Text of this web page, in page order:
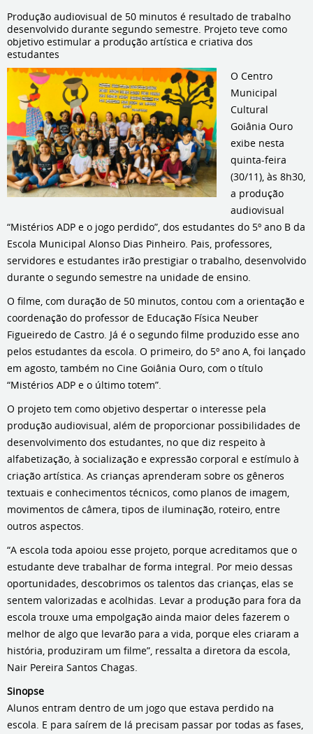
Produção audiovisual de 50 minutos é resultado de trabalho
desenvolvido durante segundo semestre. Projeto teve como
objetivo estimular a produção artística e criativa dos
estudantes
O Centro
Municipal
Cultural
Goiânia Ouro
exibe nesta
quinta-feira
(30/11), às 8h30,
a produção
audiovisual
“Mistérios ADP e o jogo perdido”, dos estudantes do 5º ano B da
Escola Municipal Alonso Dias Pinheiro. Pais, professores,
servidores e estudantes irão prestigiar o trabalho, desenvolvido
durante o segundo semestre na unidade de ensino.
O filme, com duração de 50 minutos, contou com a orientação e
coordenação do professor de Educação Física Neuber
Figueiredo de Castro. Já é o segundo filme produzido esse ano
pelos estudantes da escola. O primeiro, do 5º ano A, foi lançado
em agosto, também no Cine Goiânia Ouro, com o título
“Mistérios ADP e o último totem”.
O projeto tem como objetivo despertar o interesse pela
produção audiovisual, além de proporcionar possibilidades de
desenvolvimento dos estudantes, no que diz respeito à
alfabetização, à socialização e expressão corporal e estímulo à
criação artística. As crianças aprenderam sobre os gêneros
textuais e conhecimentos técnicos, como planos de imagem,
movimentos de câmera, tipos de iluminação, roteiro, entre
outros aspectos.
“A escola toda apoiou esse projeto, porque acreditamos que o
estudante deve trabalhar de forma integral. Por meio dessas
oportunidades, descobrimos os talentos das crianças, elas se
sentem valorizadas e acolhidas. Levar a produção para fora da
escola trouxe uma empolgação ainda maior deles fazerem o
melhor de algo que levarão para a vida, porque eles criaram a
história, produziram um filme”, ressalta a diretora da escola,
Nair Pereira Santos Chagas.
Sinopse
Alunos entram dentro de um jogo que estava perdido na
escola. E para saírem de lá precisam passar por todas as fases,